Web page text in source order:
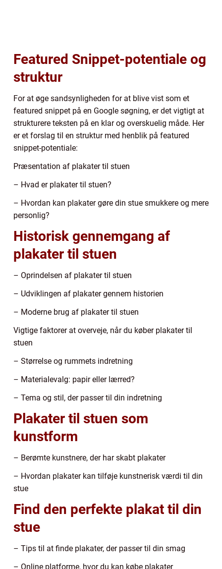
Featured Snippet-potentiale og
struktur
For at øge sandsynligheden for at blive vist som et
featured snippet på en Google søgning, er det vigtigt at
strukturere teksten på en klar og overskuelig måde. Her
er et forslag til en struktur med henblik på featured
snippet-potentiale:
Præsentation af plakater til stuen
– Hvad er plakater til stuen?
– Hvordan kan plakater gøre din stue smukkere og mere
personlig?
Historisk gennemgang af
plakater til stuen
– Oprindelsen af plakater til stuen
– Udviklingen af plakater gennem historien
– Moderne brug af plakater til stuen
Vigtige faktorer at overveje, når du køber plakater til
stuen
– Størrelse og rummets indretning
– Materialevalg: papir eller lærred?
– Tema og stil, der passer til din indretning
Plakater til stuen som
kunstform
– Berømte kunstnere, der har skabt plakater
– Hvordan plakater kan tilføje kunstnerisk værdi til din
stue
Find den perfekte plakat til din
stue
– Tips til at finde plakater, der passer til din smag
– Online platforme, hvor du kan købe plakater